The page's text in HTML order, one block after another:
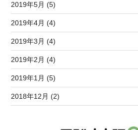
2019年5月 (5)
2019年4月 (4)
2019年3月 (4)
2019年2月 (4)
2019年1月 (5)
2018年12月 (2)